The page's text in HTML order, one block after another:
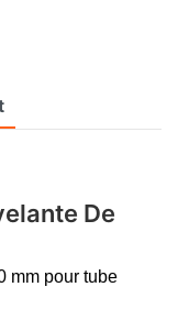
De
mm pour tube